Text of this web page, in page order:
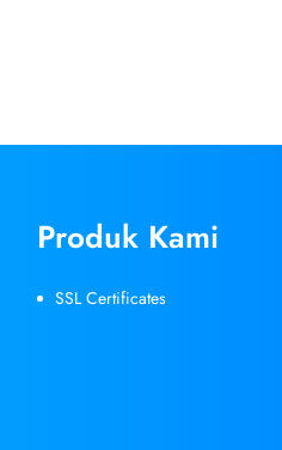
Produk Kami
SSL Certificates